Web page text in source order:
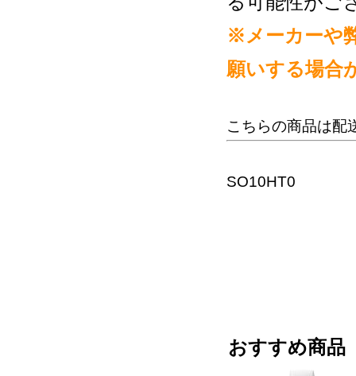
※メーカーや
願いする場合
こちらの商品は配
SO10HT0
おすすめ商品